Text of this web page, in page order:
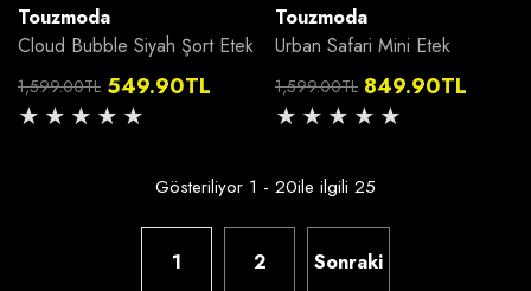
Satıcı:
Touzmoda
Cloud Bubble Siyah Şort Etek
Normal
1,599.00TL
İndirimli
549.90TL
Satıcı:
Touzmoda
Urban Safari Mini Etek
Normal
1,599.00TL
İndirimli
849.90TL
Gösteriliyor 1 - 20ile ilgili 25
1 2 Sonraki